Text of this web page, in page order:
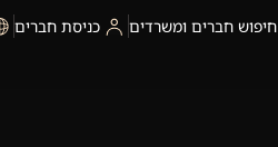
חיפוש חברים ומשרדים כניסת חברים